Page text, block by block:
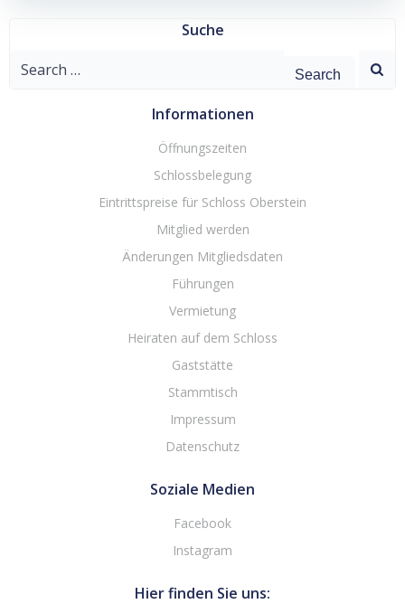
Suche
Search
Informationen
Öffnungszeiten
Schlossbelegung
Eintrittspreise für Schloss Oberstein
Mitglied werden
Änderungen Mitgliedsdaten
Führungen
Vermietung
Heiraten auf dem Schloss
Gaststätte
Stammtisch
Impressum
Datenschutz
Soziale Medien
Facebook
Instagram
Hier finden Sie uns: